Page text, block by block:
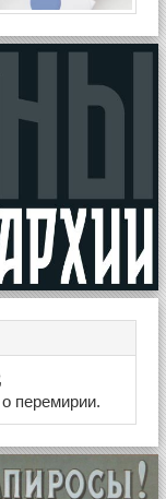
перемирии.